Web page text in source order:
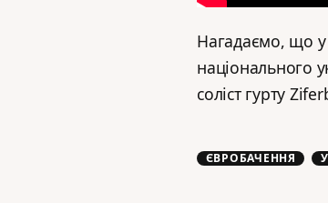
Нагадаємо, що у
національного
соліст гурту
ЄВРОБАЧЕННЯ